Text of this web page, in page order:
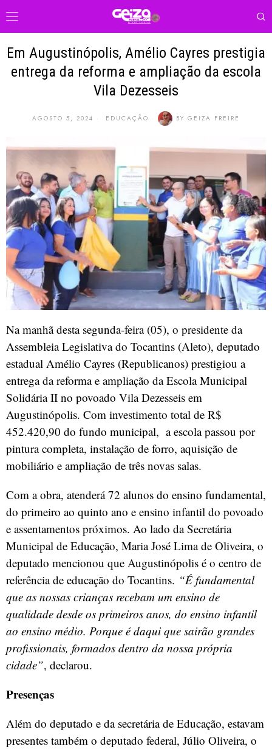
Em Augustinópolis, Amélio Cayres prestigia
entrega da reforma e ampliação da escola
Vila Dezesseis
AGOSTO 5, 2024 EDUCAÇÃO BY GEIZA FREIRE
Na manhã desta segunda-feira (05), o presidente da
Assembleia Legislativa do Tocantins (Aleto), deputado
estadual Amélio Cayres (Republicanos) prestigiou a
entrega da reforma e ampliação da Escola Municipal
Solidária II no povoado Vila Dezesseis em
Augustinópolis. Com investimento total de R$
452.420,90 do fundo municipal, a escola passou por
pintura completa, instalação de forro, aquisição de
mobiliário e ampliação de três novas salas.
Com a obra, atenderá 72 alunos do ensino fundamental,
do primeiro ao quinto ano e ensino infantil do povoado
e assentamentos próximos. Ao lado da Secretária
Municipal de Educação, Maria José Lima de Oliveira, o
deputado mencionou que Augustinópolis é o centro de
referência de educação do Tocantins. “É fundamental
que as nossas crianças recebam um ensino de
qualidade desde os primeiros anos, do ensino infantil
ao ensino médio. Porque é daqui que sairão grandes
profissionais, formados dentro da nossa própria
cidade”, declarou.
Presenças
Além do deputado e da secretária de Educação, estavam
presentes também o deputado federal, Júlio Oliveira, o